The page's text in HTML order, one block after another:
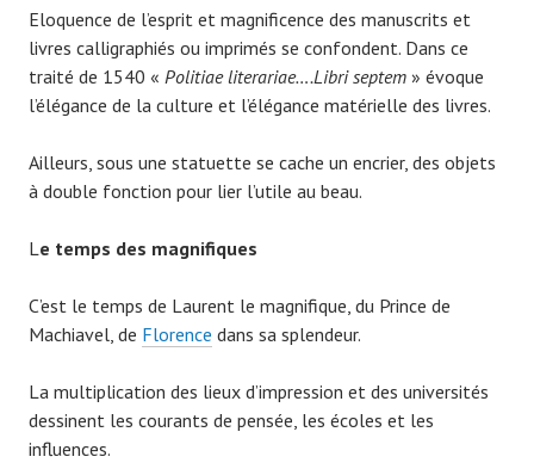
Eloquence de l’esprit et magnificence des manuscrits et
livres calligraphiés ou imprimés se confondent. Dans ce
traité de 1540 « Politiae literariae….Libri septem » évoque
l’élégance de la culture et l’élégance matérielle des livres.
Ailleurs, sous une statuette se cache un encrier, des objets
à double fonction pour lier l’utile au beau.
Le temps des magnifiques
C’est le temps de Laurent le magnifique, du Prince de
Machiavel, de Florence dans sa splendeur.
La multiplication des lieux d’impression et des universités
dessinent les courants de pensée, les écoles et les
influences.